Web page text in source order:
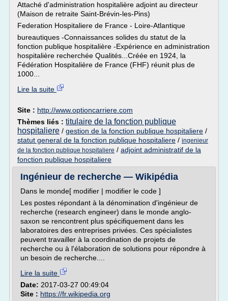
Attaché d'administration hospitalière adjoint au directeur
(Maison de retraite Saint-Brévin-les-Pins)
Federation Hospitaliere de France - Loire-Atlantique
bureautiques -Connaissances solides du statut de la
fonction publique hospitalière -Expérience en administration
hospitalière recherchée Qualités...Créée en 1924, la
Fédération Hospitalière de France (FHF) réunit plus de
1000...
Lire la suite
Site : http://www.optioncarriere.com
Thèmes liés : titulaire de la fonction publique
hospitaliere / gestion de la fonction publique hospitaliere /
statut general de la fonction publique hospitaliere / ingenieur
de la fonction publique hospitaliere / adjoint administratif de la
fonction publique hospitaliere
Ingénieur de recherche — Wikipédia
Dans le monde[ modifier | modifier le code ]
Les postes répondant à la dénomination d'ingénieur de
recherche (research engineer) dans le monde anglo-
saxon se rencontrent plus spécifiquement dans les
laboratoires des entreprises privées. Ces spécialistes
peuvent travailler à la coordination de projets de
recherche ou à l'élaboration de solutions pour répondre à
un besoin de recherche....
Lire la suite
Date: 2017-03-27 00:49:04
Site : https://fr.wikipedia.org